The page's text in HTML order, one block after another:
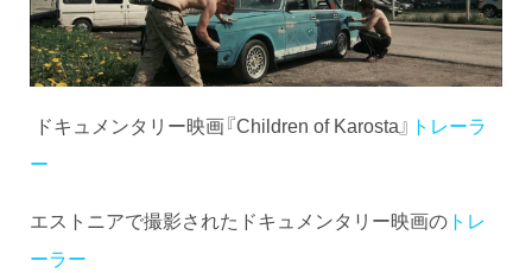
ドキュメンタリー映画『Children of Karosta』 トレーラ
ー
エストニアで撮影されたドキュメンタリー映画の トレ
ーラー